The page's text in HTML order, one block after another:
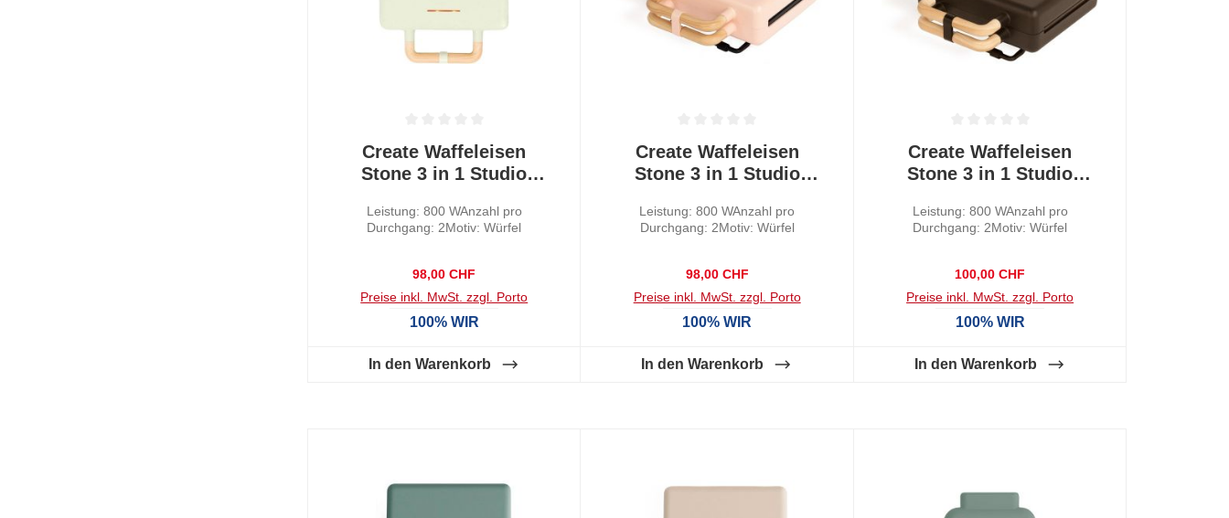
Durchschnittliche Bewertung von 0 von 5 Sternen
Create Waffeleisen
Stone 3 in 1 Studio
Leistung: 800 WAnzahl pro
Durchgang: 2Motiv: Würfel
Regulärer Preis:
98,00 CHF
Preise inkl. MwSt. zzgl. Porto
100% WIR
In den Warenkorb
Durchschnittliche Bewertung von 0 von 5 Sternen
Create Waffeleisen
Stone 3 in 1 Studio
Leistung: 800 WAnzahl pro
Durchgang: 2Motiv: Würfel
Regulärer Preis:
98,00 CHF
Preise inkl. MwSt. zzgl. Porto
100% WIR
In den Warenkorb
Durchschnittliche Bewertung von 0 von 5 Sternen
Create Waffeleisen
Stone 3 in 1 Studio
Leistung: 800 WAnzahl pro
Durchgang: 2Motiv: Würfel
Regulärer Preis:
100,00 CHF
Preise inkl. MwSt. zzgl. Porto
100% WIR
In den Warenkorb